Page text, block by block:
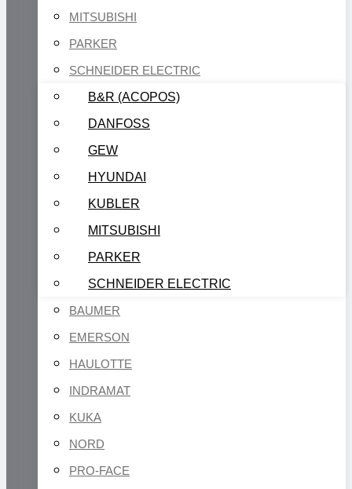
MITSUBISHI
PARKER
SCHNEIDER ELECTRIC
B&R (ACOPOS)
DANFOSS
GEW
HYUNDAI
KUBLER
MITSUBISHI
PARKER
SCHNEIDER ELECTRIC
BAUMER
EMERSON
HAULOTTE
INDRAMAT
KUKA
NORD
PRO-FACE